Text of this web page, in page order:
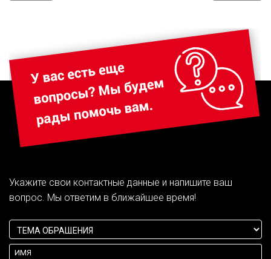
Укажите свои контактные данные и напишите ваш
вопрос. Мы ответим в ближайшее время!